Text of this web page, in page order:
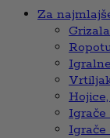
Za
Grizala
Igrače
Igrače